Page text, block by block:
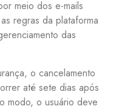
meio dos e-mails
regras da plataforma
das
o cancelamento
até sete dias após
modo, o usuário deve